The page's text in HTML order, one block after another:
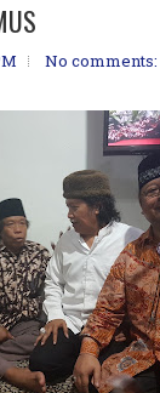
No comments: